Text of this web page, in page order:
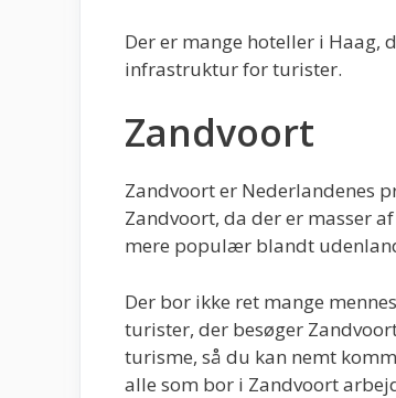
Der er mange hoteller i Haag,
infrastruktur for turister.
Zandvoort
Zandvoort er Nederlandenes
Zandvoort, da der er masser
mere populær blandt
Der bor ikke ret mange
turister, der besøger
turisme, så du kan nemt
alle som bor i Zandvoort